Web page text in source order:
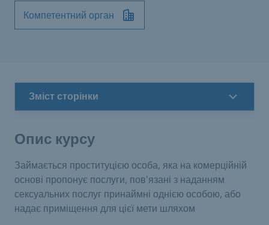
Компетентний орган
Зміст сторінки
Опис курсу
Займається проституцією особа, яка на комерційній
основі пропонує послуги, пов'язані з наданням
сексуальних послуг принаймні однією особою, або
надає приміщення для цієї мети шляхом